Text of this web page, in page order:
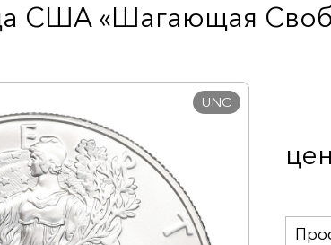
США «Шагающая
UNC